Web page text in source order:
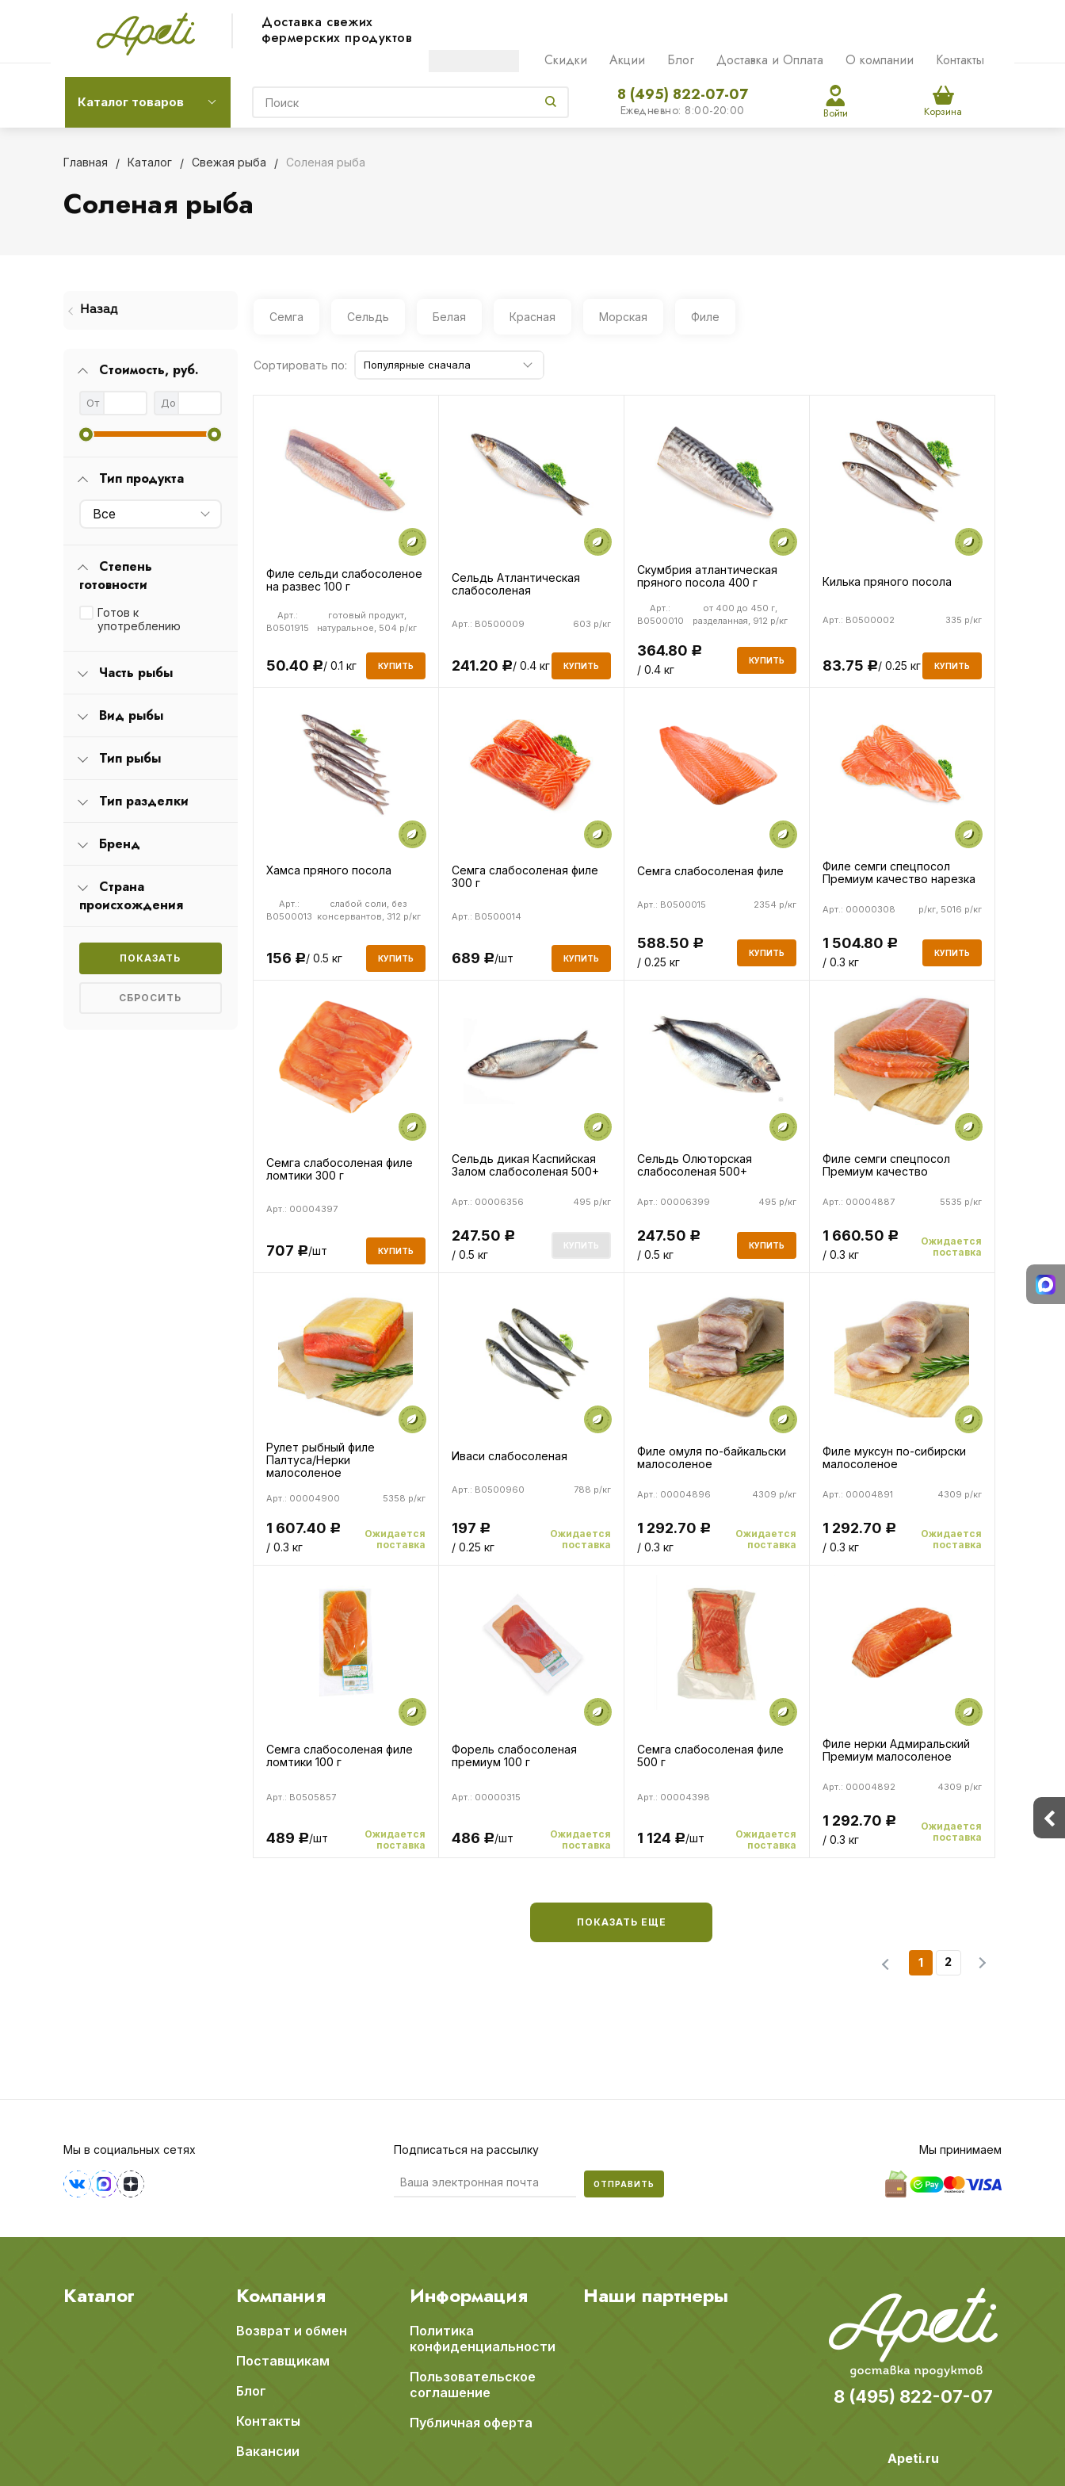
Доставка свежих
фермерских продуктов
Скидки Акции Блог Доставка и Оплата О компании Контакты
Каталог товаров 8 (495) 822-07-07
Ежедневно: 8:00-20:00 Войти Корзина
Главная Каталог Свежая рыба Соленая рыба
Соленая рыба
Назад
Стоимость, руб.
От До
Тип продукта
Все
Степень
готовности
Готов к
употреблению
Часть рыбы
Вид рыбы
Тип рыбы
Тип разделки
Бренд
Страна
происхождения
Семга Сельдь Белая Красная Морская Филе
Сортировать по: Популярные сначала
Филе сельди слабосоленое
на развес 100 г
готовый продукт,
натуральное, 504 р/кг
Арт.:
B0501915
50.40 Р/ 0.1 кг КУПИТЬ
Сельдь Атлантическая
слабосоленая
603 р/кг
Арт.: B0500009
241.20 Р/ 0.4 кг КУПИТЬ
Скумбрия атлантическая
пряного посола 400 г
от 400 до 450 г,
разделанная, 912 р/кг
Арт.:
B0500010
364.80 Р
/ 0.4 кг
КУПИТЬ
Килька пряного посола
335 р/кг
Арт.: B0500002
83.75 Р/ 0.25 кг КУПИТЬ
Хамса пряного посола
слабой соли, без
консервантов, 312 р/кг
Арт.:
B0500013
156 Р/ 0.5 кг КУПИТЬ
Семга слабосоленая филе
300 г
Арт.: B0500014
689 Р/шт КУПИТЬ
Семга слабосоленая филе
2354 р/кг
Арт.: B0500015
588.50 Р
/ 0.25 кг
КУПИТЬ
Филе семги спецпосол
Премиум качество нарезка
р/кг, 5016 р/кг
Арт.: 00000308
1 504.80 Р
/ 0.3 кг
КУПИТЬ
Семга слабосоленая филе
ломтики 300 г
Арт.: 00004397
707 Р/шт КУПИТЬ
Сельдь дикая Каспийская
Залом слабосоленая 500+
495 р/кг
Арт.: 00006356
247.50 Р
/ 0.5 кг
КУПИТЬ
Сельдь Олюторская
слабосоленая 500+
495 р/кг
Арт.: 00006399
247.50 Р
/ 0.5 кг
КУПИТЬ
Филе семги спецпосол
Премиум качество
5535 р/кг
Арт.: 00004887
1 660.50 Р
/ 0.3 кг
Ожидается
поставка
Рулет рыбный филе
Палтуса/Нерки
малосоленое
5358 р/кг
Арт.: 00004900
1 607.40 Р
/ 0.3 кг
Ожидается
поставка
Иваси слабосоленая
788 р/кг
Арт.: B0500960
197 Р
/ 0.25 кг
Ожидается
поставка
Филе омуля по-байкальски
малосоленое
4309 р/кг
Арт.: 00004896
1 292.70 Р
/ 0.3 кг
Ожидается
поставка
Филе муксун по-сибирски
малосоленое
4309 р/кг
Арт.: 00004891
1 292.70 Р
/ 0.3 кг
Ожидается
поставка
Семга слабосоленая филе
ломтики 100 г
Арт.: B0505857
489 Р/шт
Ожидается
поставка
Форель слабосоленая
премиум 100 г
Арт.: 00000315
486 Р/шт
Ожидается
поставка
Семга слабосоленая филе
500 г
Арт.: 00004398
1 124 Р/шт
Ожидается
поставка
Филе нерки Адмиральский
Премиум малосоленое
4309 р/кг
Арт.: 00004892
1 292.70 Р
/ 0.3 кг
Ожидается
поставка
ПОКАЗАТЬ ЕЩЕ
1 2
Мы в социальных сетях Подписаться на рассылку
ОТПРАВИТЬ
Мы принимаем
Каталог Компания
Возврат и обмен
Поставщикам
Блог
Контакты
Вакансии
Информация
Политика
конфиденциальности
Пользовательское
соглашение
Публичная оферта
Наши партнеры
8 (495) 822-07-07
Apeti.ru